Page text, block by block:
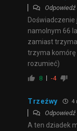
Odpowiedź
namolnym 66
zamiast
trzyma komórę
rozumieć)
8 -4
Trzeźwy 4
Odpowiedź
A ten dziadek